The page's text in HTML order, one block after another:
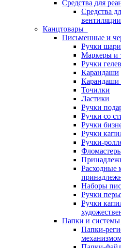
Средства для
Средства
Канцтовары
Письменные и
Ручки
Маркеры и
Ручки
Карандаши
Карандаши
Точилки
Ластики
Ручки
Ручки со
Ручки
Ручки
Ручки-
Расходные
Наборы
Ручки
Ручки
Папки и
Папки-